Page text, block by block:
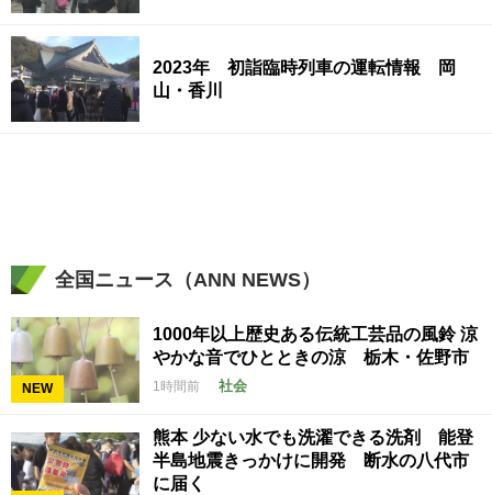
2023年 初詣臨時列車の運転情報 岡
山・香川
全国ニュース（ANN NEWS）
NEW
1000年以上歴史ある伝統工芸品の風鈴 涼
やかな音でひとときの涼 栃木・佐野市
1時間前 社会
熊本 少ない水でも洗濯できる洗剤 能登
半島地震きっかけに開発 断水の八代市
に届く